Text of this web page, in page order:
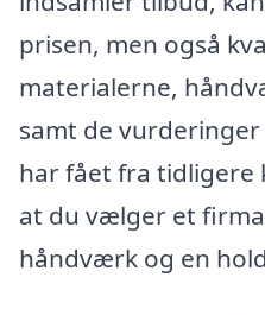
prisen, men også
materialerne,
samt de
har fået fra tidligere
at du vælger et
håndværk og en